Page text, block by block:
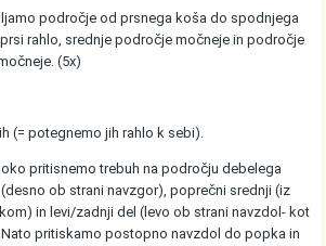
področje od prsnega koša do spodnjega
rahlo, srednje področje močneje in področje
(5x)
(= potegnemo jih rahlo k sebi).
pritisnemo trebuh na področju debelega
ob strani navzgor), poprečni srednji (iz
in levi/zadnji del (levo ob strani navzdol- kot
pritiskamo postopno navzdol do popka in